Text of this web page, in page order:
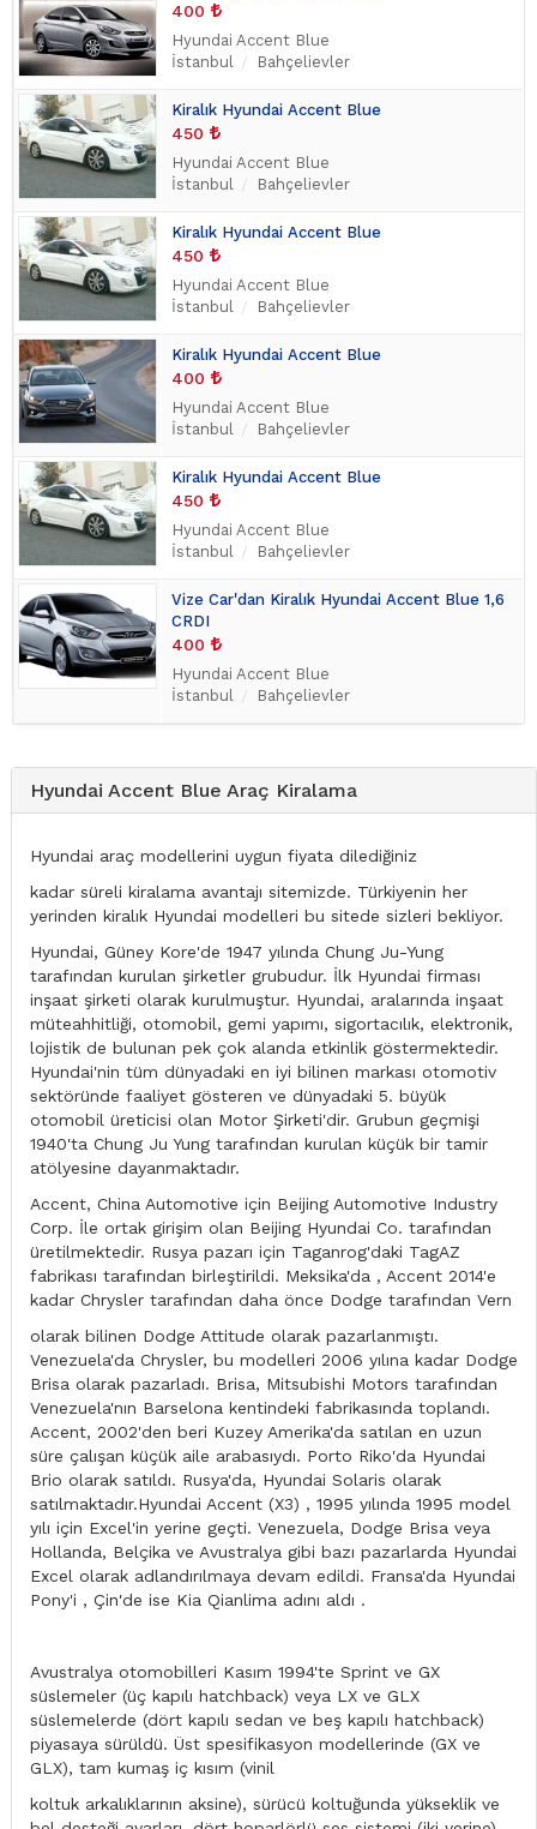
400
Hyundai Accent Blue
İstanbul
Bahçelievler
Kiralık Hyundai Accent Blue
450
Hyundai Accent Blue
İstanbul
Bahçelievler
Kiralık Hyundai Accent Blue
450
Hyundai Accent Blue
İstanbul
Bahçelievler
Kiralık Hyundai Accent Blue
400
Hyundai Accent Blue
İstanbul
Bahçelievler
Kiralık Hyundai Accent Blue
450
Hyundai Accent Blue
İstanbul
Bahçelievler
Vize Car'dan Kiralık Hyundai Accent Blue 1,6
CRDI
400
Hyundai Accent Blue
İstanbul
Bahçelievler
Hyundai Accent Blue Araç Kiralama
Hyundai araç modellerini uygun fiyata dilediğiniz
kadar süreli kiralama avantajı sitemizde. Türkiyenin her
yerinden kiralık Hyundai modelleri bu sitede sizleri bekliyor.
Hyundai, Güney Kore'de 1947 yılında Chung Ju-Yung
tarafından kurulan şirketler grubudur. İlk Hyundai firması
inşaat şirketi olarak kurulmuştur. Hyundai, aralarında inşaat
müteahhitliği, otomobil, gemi yapımı, sigortacılık, elektronik,
lojistik de bulunan pek çok alanda etkinlik göstermektedir.
Hyundai'nin tüm dünyadaki en iyi bilinen markası otomotiv
sektöründe faaliyet gösteren ve dünyadaki 5. büyük
otomobil üreticisi olan Motor Şirketi'dir. Grubun geçmişi
1940'ta Chung Ju Yung tarafından kurulan küçük bir tamir
atölyesine dayanmaktadır.
Accent, China Automotive için Beijing Automotive Industry
Corp. İle ortak girişim olan Beijing Hyundai Co. tarafından
üretilmektedir. Rusya pazarı için Taganrog'daki TagAZ
fabrikası tarafından birleştirildi. Meksika'da , Accent 2014'e
kadar Chrysler tarafından daha önce Dodge tarafından Vern
olarak bilinen Dodge Attitude olarak pazarlanmıştı.
Venezuela'da Chrysler, bu modelleri 2006 yılına kadar Dodge
Brisa olarak pazarladı. Brisa, Mitsubishi Motors tarafından
Venezuela'nın Barselona kentindeki fabrikasında toplandı.
Accent, 2002'den beri Kuzey Amerika'da satılan en uzun
süre çalışan küçük aile arabasıydı. Porto Riko'da Hyundai
Brio olarak satıldı. Rusya'da, Hyundai Solaris olarak
satılmaktadır.Hyundai Accent (X3) , 1995 yılında 1995 model
yılı için Excel'in yerine geçti. Venezuela, Dodge Brisa veya
Hollanda, Belçika ve Avustralya gibi bazı pazarlarda Hyundai
Excel olarak adlandırılmaya devam edildi. Fransa'da Hyundai
Pony'i , Çin'de ise Kia Qianlima adını aldı .
Avustralya otomobilleri Kasım 1994'te Sprint ve GX
süslemeler (üç kapılı hatchback) veya LX ve GLX
süslemelerde (dört kapılı sedan ve beş kapılı hatchback)
piyasaya sürüldü. Üst spesifikasyon modellerinde (GX ve
GLX), tam kumaş iç kısım (vinil
koltuk arkalıklarının aksine), sürücü koltuğunda yükseklik ve